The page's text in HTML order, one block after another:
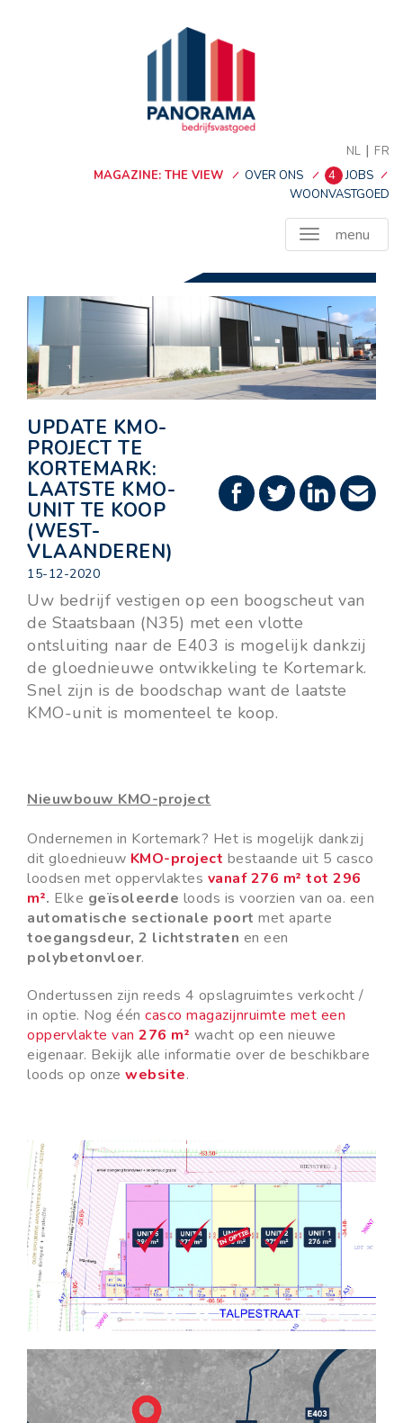
NL | FR
MAGAZINE: THE VIEW
OVER ONS 4 JOBS
WOONVASTGOED
menu
UPDATE KMO-
PROJECT TE
KORTEMARK:
LAATSTE KMO-
UNIT TE KOOP
(WEST-
VLAANDEREN)
15-12-2020
Uw bedrijf vestigen op een boogscheut van
de Staatsbaan (N35) met een vlotte
ontsluiting naar de E403 is mogelijk dankzij
de gloednieuwe ontwikkeling te Kortemark.
Snel zijn is de boodschap want de laatste
KMO-unit is momenteel te koop.
Nieuwbouw KMO-project
Ondernemen in Kortemark? Het is mogelijk dankzij
dit gloednieuw KMO-project bestaande uit 5 casco
loodsen met oppervlaktes vanaf 276 m² tot 296
m². Elke geïsoleerde loods is voorzien van oa. een
automatische sectionale poort met aparte
toegangsdeur, 2 lichtstraten en een
polybetonvloer.
Ondertussen zijn reeds 4 opslagruimtes verkocht /
in optie. Nog één casco magazijnruimte met een
oppervlakte van 276 m² wacht op een nieuwe
eigenaar. Bekijk alle informatie over de beschikbare
loods op onze website.